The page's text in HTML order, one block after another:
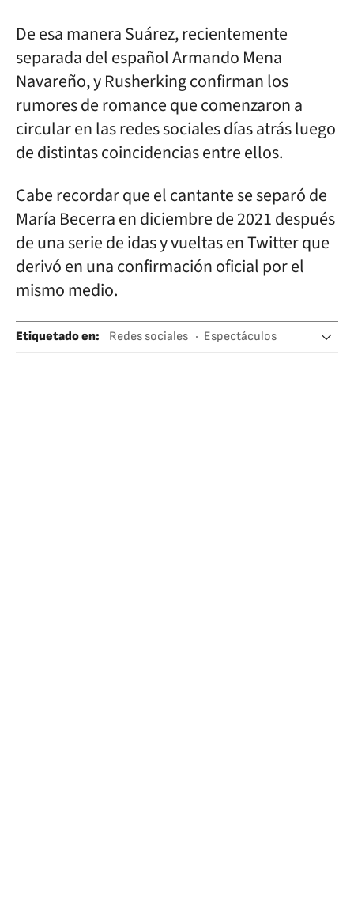
De esa manera Suárez, recientemente
separada del español Armando Mena
Navareño, y Rusherking confirman los
rumores de romance que comenzaron a
circular en las redes sociales días atrás luego
de distintas coincidencias entre ellos.
Cabe recordar que el cantante se separó de
María Becerra en diciembre de 2021 después
de una serie de idas y vueltas en Twitter que
derivó en una confirmación oficial por el
mismo medio.
Etiquetado en: Redes sociales
Espectáculos